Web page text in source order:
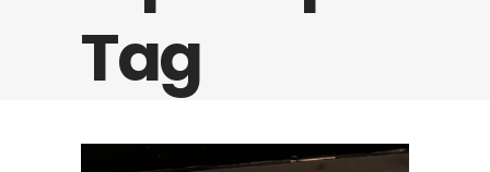
Tag